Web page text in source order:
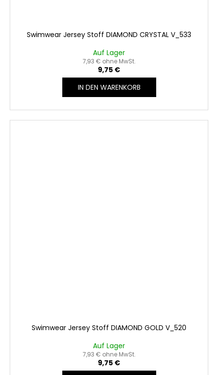
Swimwear Jersey Stoff DIAMOND CRYSTAL V_533
Auf Lager
7,93 € ohne MwSt.
9,75 €
IN DEN WARENKORB
Swimwear Jersey Stoff DIAMOND GOLD V_520
Auf Lager
7,93 € ohne MwSt.
9,75 €